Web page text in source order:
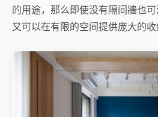
的用途，那么即使没有隔间牆也
又可以在有限的空间提供庞大的收